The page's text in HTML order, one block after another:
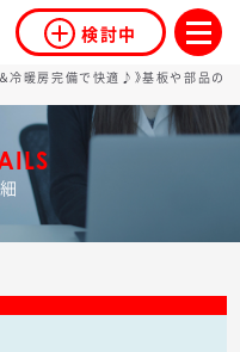
検討中
冷暖房完備で快適♪》基板や部品の